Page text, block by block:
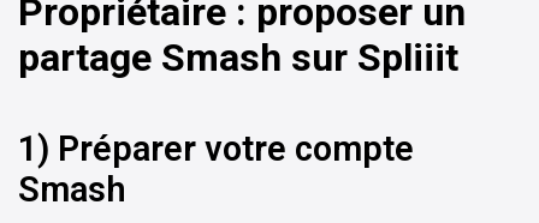
Propriétaire : proposer un
partage Smash sur Spliiit
1) Préparer votre compte
Smash